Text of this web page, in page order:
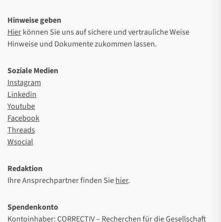
Hinweise geben
Hierkönnen Sie uns auf sichere und vertrauliche Weise
Hinweise und Dokumente zukommen lassen.
Soziale Medien
Instagram
Linkedin
Youtube
Facebook
Threads
Wsocial
Redaktion
Ihre Ansprechpartner finden Siehier.
Spendenkonto
Kontoinhaber: CORRECTIV – Recherchen für die Gesellschaft